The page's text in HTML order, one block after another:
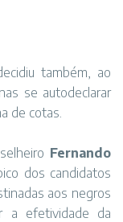
também, ao
se autodeclarar
de cotas.
Fernando
dos candidatos
aos negros
a efetividade da